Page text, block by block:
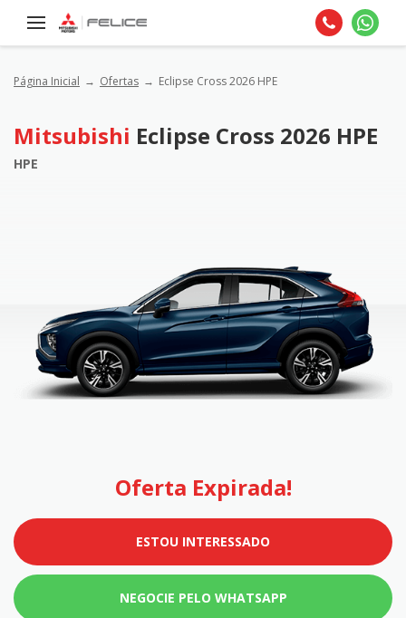
Página Inicial Ofertas Eclipse Cross 2026 HPE
Mitsubishi Eclipse Cross 2026 HPE
HPE
Oferta Expirada!
ESTOU INTERESSADO
NEGOCIE PELO WHATSAPP